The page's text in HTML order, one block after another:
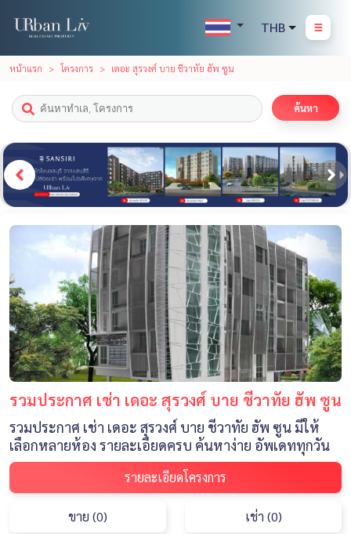
THB
หน้าแรก โครงการ เดอะ สุรวงศ์ บาย ชีวาทัย ฮัพ ซูน
ค้นหา
รวมประกาศ เช่า เดอะ สุรวงศ์ บาย ชีวาทัย ฮัพ ซูน
รวมประกาศ เช่า เดอะ สุรวงศ์ บาย ชีวาทัย ฮัพ ซูน มีให้
เลือกหลายห้อง รายละเอียดครบ ค้นหาง่าย อัพเดททุกวัน
รายละเอียดโครงการ
ขาย (0) เช่า (0)